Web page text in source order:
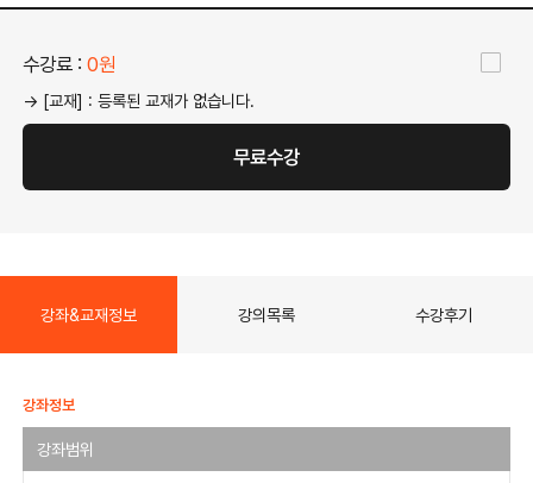
수강료 :0원
→ [교재] : 등록된 교재가 없습니다.
무료수강
강좌&교재정보 강의목록 수강후기
강좌정보
강좌범위